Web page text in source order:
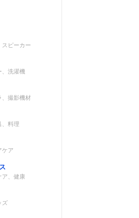
スピーカー
、洗濯機
、撮影機材
、料理
ケア
ア、健康
ズ